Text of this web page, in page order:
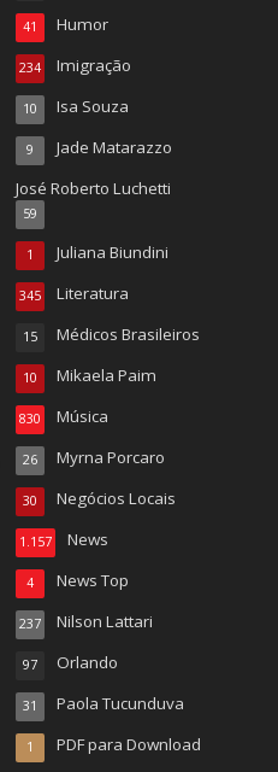
Humor
41
Imigração
234
Isa Souza
10
Jade Matarazzo
9
José Roberto Luchetti
59
Juliana Biundini
1
Literatura
345
Médicos Brasileiros
15
Mikaela Paim
10
Música
830
Myrna Porcaro
26
Negócios Locais
30
News
1.157
News Top
4
Nilson Lattari
237
Orlando
97
Paola Tucunduva
31
PDF para Download
1